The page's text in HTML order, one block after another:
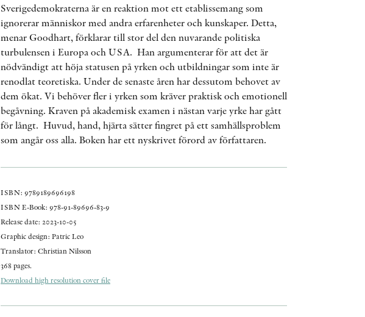
Sverigedemokraterna är en reaktion mot ett etablissemang som
ignorerar människor med andra erfarenheter och kunskaper. Detta,
menar Goodhart, förklarar till stor del den nuvarande politiska
turbulensen i Europa och USA. Han argumenterar för att det är
nödvändigt att höja statusen på yrken och utbildningar som inte är
renodlat teoretiska. Under de senaste åren har dessutom behovet av
dem ökat. Vi behöver fler i yrken som kräver praktisk och emotionell
begåvning. Kraven på akademisk examen i nästan varje yrke har gått
för långt. Huvud, hand, hjärta sätter fingret på ett samhällsproblem
som angår oss alla. Boken har ett nyskrivet förord av författaren.
ISBN: 9789189696198
ISBN E-Book: 978-91-89696-83-9
Release date: 2023-10-05
Graphic design: Patric Leo
Translator: Christian Nilsson
368 pages.
Download high resolution cover file